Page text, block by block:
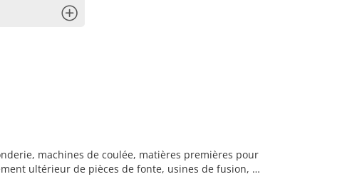
machines de coulée, matières premières pour
ultérieur de pièces de fonte, usines de fusion, …